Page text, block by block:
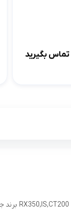
تماس بگیرید